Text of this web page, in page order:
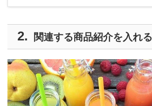
関連する商品紹介を入れる